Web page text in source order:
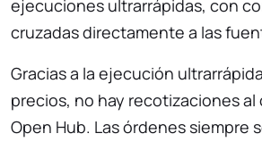
ejecuciones ultrarrápidas, con
cruzadas directamente a las
Gracias a la ejecución
precios, no hay recotizaciones al
Open Hub. Las órdenes siempre